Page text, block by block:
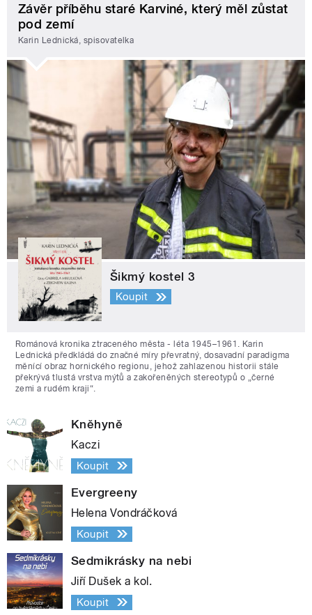
Závěr příběhu staré Karviné, který měl zůstat
pod zemí
Karin Lednická, spisovatelka
Šikmý kostel 3
Koupit
Románová kronika ztraceného města - léta 1945–1961. Karin
Lednická předkládá do značné míry převratný, dosavadní paradigma
měnící obraz hornického regionu, jehož zahlazenou historii stále
překrývá tlustá vrstva mýtů a zakořeněných stereotypů o „černé
zemi a rudém kraji“.
Kněhyně
Kaczi
Koupit
Evergreeny
Helena Vondráčková
Koupit
Sedmikrásky na nebi
Jiří Dušek a kol.
Koupit